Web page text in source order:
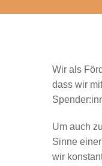
grösseres
Bild
Wir als
dass wir
Um auch
Sinne
wir